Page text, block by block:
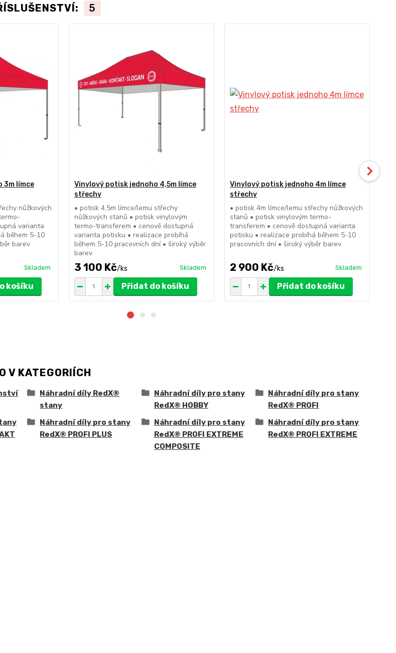
5
3m límce
nůžkových
varianta
během 5-10
barev
Skladem
košíku
Vinylový potisk jednoho 4,5m límce
střechy
• potisk 4,5m límce/lemu střechy
nůžkových stanů • potisk vinylovým
termo-transferem • cenově dostupná
varianta potisku • realizace probíhá
během 5-10 pracovních dní • široký výběr
barev
3 100 Kč/ks Skladem
Přidat do košíku
Vinylový potisk jednoho 4m límce
střechy
• potisk 4m límce/lemu střechy nůžkových
stanů • potisk vinylovým termo-
transferem • cenově dostupná varianta
potisku • realizace probíhá během 5-10
pracovních dní • široký výběr barev
2 900 Kč/ks Skladem
Přidat do košíku
V KATEGORIÍCH
Náhradní díly RedX®
stany
Náhradní díly pro stany
RedX® HOBBY
Náhradní díly pro stany
RedX® PROFI
Náhradní díly pro stany
RedX® PROFI PLUS
Náhradní díly pro stany
RedX® PROFI EXTREME
COMPOSITE
Náhradní díly pro stany
RedX® PROFI EXTREME